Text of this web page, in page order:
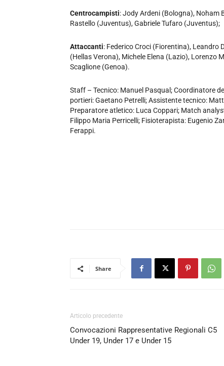
Centrocampisti: Jody Ardeni (Bologna), Noham
Rastello (Juventus), Gabriele Tufaro (Juventus);
Attaccanti: Federico Croci (Fiorentina), Leandro
(Hellas Verona), Michele Elena (Lazio), Lorenzo
Scaglione (Genoa).
Staff – Tecnico: Manuel Pasqual; Coordinatore
portieri: Gaetano Petrelli; Assistente tecnico:
Preparatore atletico: Luca Coppari; Match
Filippo Maria Perricelli; Fisioterapista: Eugenio
Ferappi.
Share
Articolo precedente
Convocazioni Rappresentative Regionali C5
Under 19, Under 17 e Under 15